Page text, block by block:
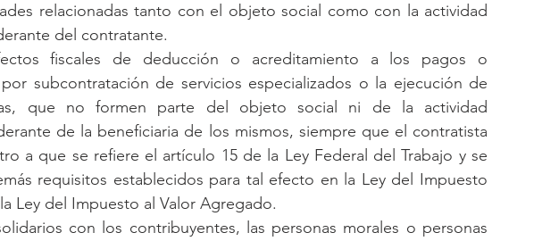
relacionadas tanto con el objeto social como con la actividad
del contratante.
fiscales de deducción o acreditamiento a los pagos o
subcontratación de servicios especializados o la ejecución de
que no formen parte del objeto social ni de la actividad
de la beneficiaria de los mismos, siempre que el contratista
a que se refiere el artículo 15 de la Ley Federal del Trabajo y se
requisitos establecidos para tal efecto en la Ley del Impuesto
Ley del Impuesto al Valor Agregado.
con los contribuyentes, las personas morales o personas